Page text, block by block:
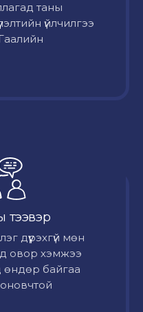
таны
үйлчилгээ
Гаалийн
тээвэр
дүүрэхгүй мөн
овор хэмжээ
өндөр байгаа